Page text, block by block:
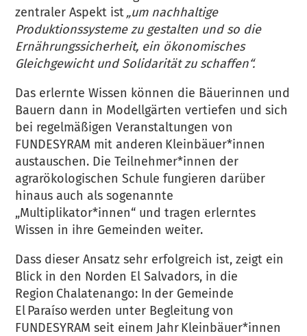
zentraler Aspekt ist„um nachhaltige
Produktionssysteme zu gestalten und so die
Ernährungssicherheit, ein ökonomisches
Gleichgewicht und Solidarität zu schaffen“.
Das erlernte Wissen können die Bäuerinnen und
Bauern dann in Modellgärten vertiefen und sich
bei regelmäßigen Veranstaltungen von
FUNDESYRAM mit anderen Kleinbäuer*innen
austauschen. Die Teilnehmer*innen der
agrarökologischen Schule fungieren darüber
hinaus auch als sogenannte
„Multiplikator*innen“ und tragen erlerntes
Wissen in ihre Gemeinden weiter.
Dass dieser Ansatz sehr erfolgreich ist, zeigt ein
Blick in den Norden El Salvadors, in die
Region Chalatenango: In der Gemeinde
El Paraíso werden unter Begleitung von
FUNDESYRAM seit einem Jahr Kleinbäuer*innen